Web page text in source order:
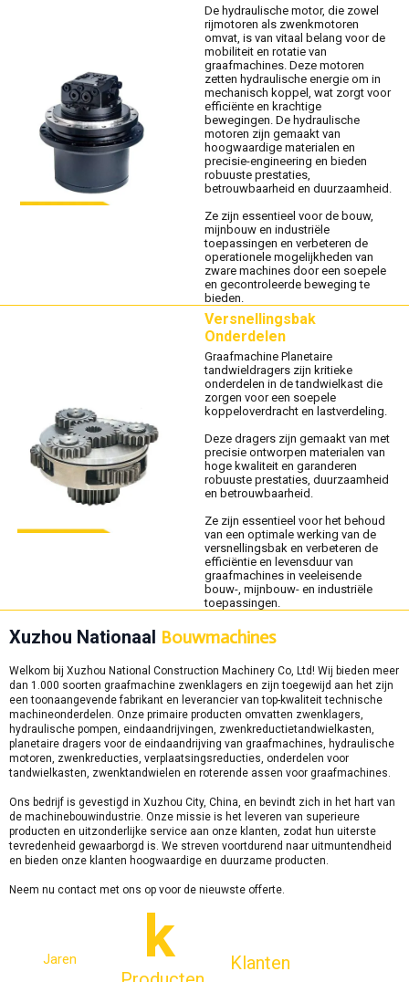
De hydraulische motor, die zowel
rijmotoren als zwenkmotoren
omvat, is van vitaal belang voor de
mobiliteit en rotatie van
graafmachines. Deze motoren
zetten hydraulische energie om in
mechanisch koppel, wat zorgt voor
efficiënte en krachtige
bewegingen. De hydraulische
motoren zijn gemaakt van
hoogwaardige materialen en
precisie-engineering en bieden
robuuste prestaties,
betrouwbaarheid en duurzaamheid.
Ze zijn essentieel voor de bouw,
mijnbouw en industriële
toepassingen en verbeteren de
operationele mogelijkheden van
zware machines door een soepele
en gecontroleerde beweging te
bieden.
Versnellingsbak
Onderdelen
Graafmachine Planetaire
tandwieldragers zijn kritieke
onderdelen in de tandwielkast die
zorgen voor een soepele
koppeloverdracht en lastverdeling.
Deze dragers zijn gemaakt van met
precisie ontworpen materialen van
hoge kwaliteit en garanderen
robuuste prestaties, duurzaamheid
en betrouwbaarheid.
Ze zijn essentieel voor het behoud
van een optimale werking van de
versnellingsbak en verbeteren de
efficiëntie en levensduur van
graafmachines in veeleisende
bouw-, mijnbouw- en industriële
toepassingen.
Xuzhou Nationaal Bouwmachines
Welkom bij Xuzhou National Construction Machinery Co, Ltd! Wij bieden meer
dan 1.000 soorten graafmachine zwenklagers en zijn toegewijd aan het zijn
een toonaangevende fabrikant en leverancier van top-kwaliteit technische
machineonderdelen. Onze primaire producten omvatten zwenklagers,
hydraulische pompen, eindaandrijvingen, zwenkreductietandwielkasten,
planetaire dragers voor de eindaandrijving van graafmachines, hydraulische
motoren, zwenkreducties, verplaatsingsreducties, onderdelen voor
tandwielkasten, zwenktandwielen en roterende assen voor graafmachines.
Ons bedrijf is gevestigd in Xuzhou City, China, en bevindt zich in het hart van
de machinebouwindustrie. Onze missie is het leveren van superieure
producten en uitzonderlijke service aan onze klanten, zodat hun uiterste
tevredenheid gewaarborgd is. We streven voortdurend naar uitmuntendheid
en bieden onze klanten hoogwaardige en duurzame producten.
Neem nu contact met ons op voor de nieuwste offerte.
Jaren k Klanten